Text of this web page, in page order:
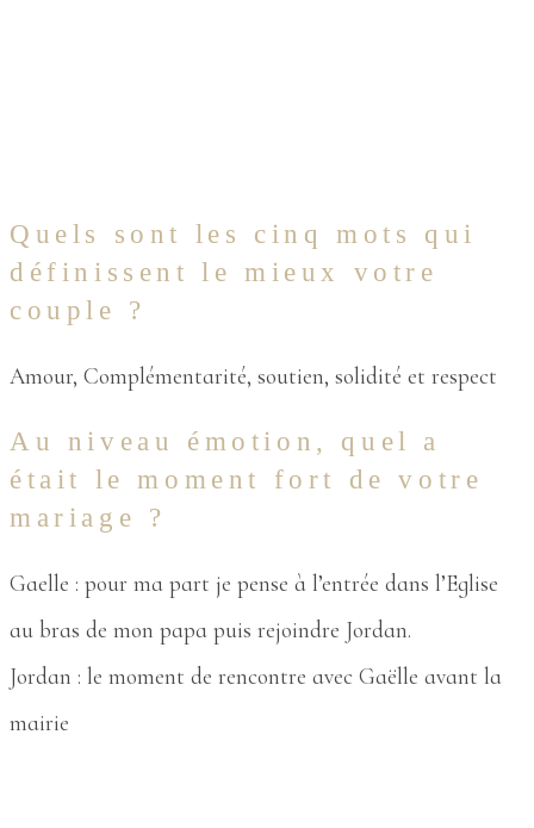
Quels sont les cinq mots qui
définissent le mieux votre
couple ?
Amour, Complémentarité, soutien, solidité et respect
Au niveau émotion, quel a
était le moment fort de votre
mariage ?
Gaelle : pour ma part je pense à l’entrée dans l’Eglise
au bras de mon papa puis rejoindre Jordan.
Jordan : le moment de rencontre avec Gaëlle avant la
mairie